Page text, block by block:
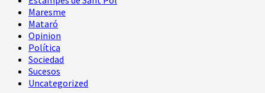
Maresme
Mataró
Opinion
Política
Sociedad
Sucesos
Uncategorized